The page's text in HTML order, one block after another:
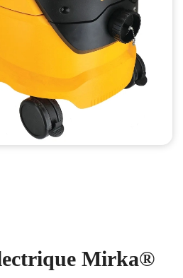
Mirka®